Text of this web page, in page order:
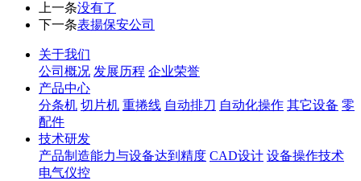
上一条没有了
下一条表揚保安公司
关于我们
公司概况 发展历程 企业荣誉
产品中心
分条机 切片机 重捲线 自动排刀 自动化操作 其它设备 零
配件
技术研发
产品制造能力与设备达到精度 CAD设计 设备操作技术
电气仪控